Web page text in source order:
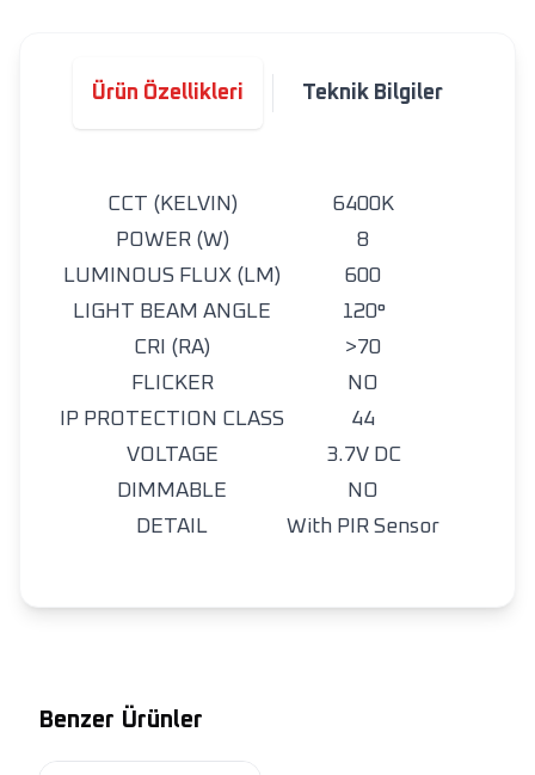
Ürün Özellikleri Teknik Bilgiler
CCT (KELVIN)
6400K
POWER (W)
8
LUMINOUS FLUX (LM)
600
LIGHT BEAM ANGLE
120°
CRI (RA)
>70
FLICKER
NO
IP PROTECTION CLASS
44
VOLTAGE
3.7V DC
DIMMABLE
NO
DETAIL
With PIR Sensor
Benzer Ürünler